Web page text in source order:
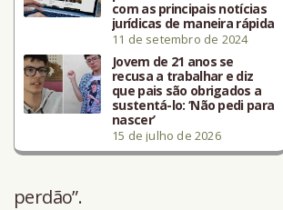
com as principais notícias
jurídicas de maneira rápida
11 de setembro de 2024
Jovem de 21 anos se
recusa a trabalhar e diz
que pais são obrigados a
sustentá-lo: ‘Não pedi para
nascer’
15 de julho de 2026
perdão”.